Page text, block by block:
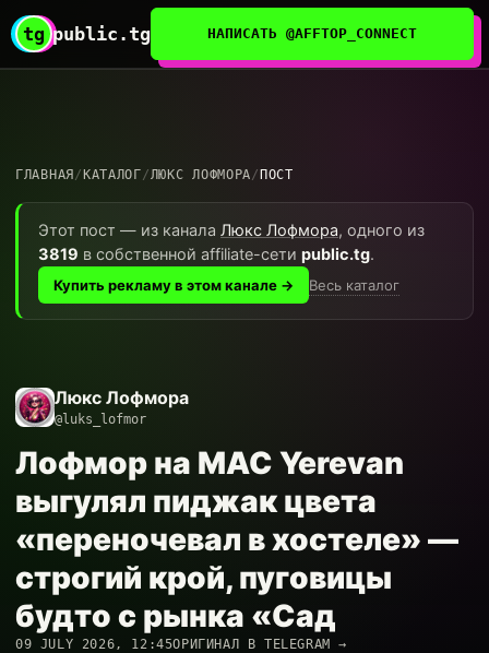
tg public.tg НАПИСАТЬ @AFFTOP_CONNECT
ГЛАВНАЯ / КАТАЛОГ/ЛЮКС ЛОФМОРА/ ПОСТ
Этот пост — из канала Люкс Лофмора, одного из
3819 в собственной affiliate-сети public.tg.
Купить рекламу в этом канале → Весь каталог
Люкс Лофмора
@luks_lofmor
Лофмор на MAC Yerevan
выгулял пиджак цвета
«переночевал в хостеле» —
строгий крой, пуговицы
будто с рынка «Сад
09 JULY 2026, 12:45ОРИГИНАЛ В TELEGRAM →